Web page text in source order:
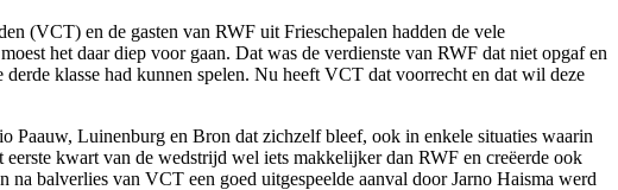
(VCT) en de gasten van RWF uit Frieschepalen hadden de vele
het daar diep voor gaan. Dat was de verdienste van RWF dat niet opgaf en
klasse had kunnen spelen. Nu heeft VCT dat voorrecht en dat wil deze
Paauw, Luinenburg en Bron dat zichzelf bleef, ook in enkele situaties waarin
kwart van de wedstrijd wel iets makkelijker dan RWF en creëerde ook
balverlies van VCT een goed uitgespeelde aanval door Jarno Haisma werd